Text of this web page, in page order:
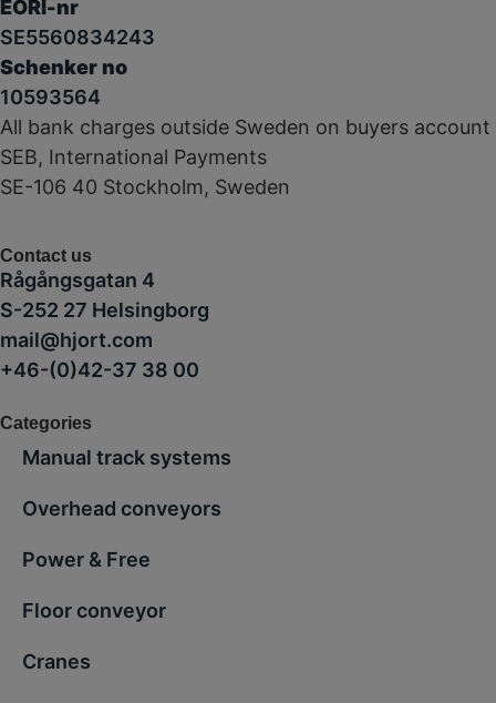
EORI-nr
SE5560834243
Schenker no
10593564
All bank charges outside Sweden on buyers account
SEB, International Payments
SE-106 40 Stockholm, Sweden
Contact us
Rågångsgatan 4
S-252 27 Helsingborg
mail@hjort.com
+46-(0)42-37 38 00
Categories
Manual track systems
Overhead conveyors
Power & Free
Floor conveyor
Cranes